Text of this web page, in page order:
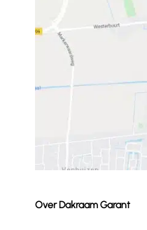
Over Dakraam Garant